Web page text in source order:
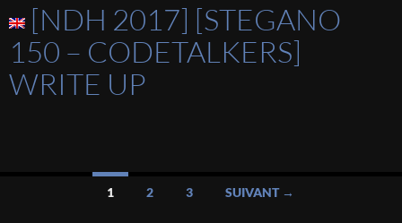
[NDH 2017] [STEGANO
150 – CODETALKERS]
WRITE UP
Navigation
1 2 3 SUIVANT →